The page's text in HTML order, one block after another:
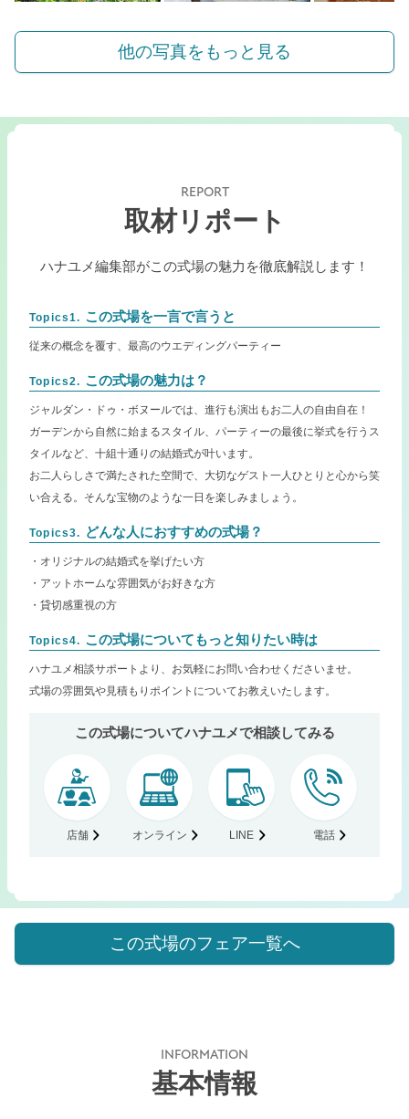
他の写真をもっと見る
REPORT
取材リポート
ハナユメ編集部がこの式場の魅力を徹底解説します！
Topics1. この式場を一言で言うと
従来の概念を覆す、最高のウエディングパーティー
Topics2. この式場の魅力は？
ジャルダン・ドゥ・ボヌールでは、進行も演出もお二人の自由自在！
ガーデンから自然に始まるスタイル、パーティーの最後に挙式を行うス
タイルなど、十組十通りの結婚式が叶います。
お二人らしさで満たされた空間で、大切なゲスト一人ひとりと心から笑
い合える。そんな宝物のような一日を楽しみましょう。
Topics3. どんな人におすすめの式場？
・オリジナルの結婚式を挙げたい方
・アットホームな雰囲気がお好きな方
・貸切感重視の方
Topics4. この式場についてもっと知りたい時は
ハナユメ相談サポートより、お気軽にお問い合わせくださいませ。
式場の雰囲気や見積もりポイントについてお教えいたします。
この式場についてハナユメで相談してみる
店舗 オンライン LINE 電話
この式場のフェア一覧へ
INFORMATION
基本情報